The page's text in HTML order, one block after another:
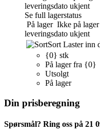
leveringsdato ukjent
Se full lagerstatus
På lager Ikke på
leveringsdato ukjent
Sort Laster inn
{0} stk
På lager fra {0}
Utsolgt
På lager
Din prisberegning
Spørsmål? Ring oss på 21